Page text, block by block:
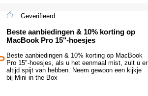
Geverifieerd
Beste aanbiedingen & 10% korting op
MacBook Pro 15"-hoesjes
Beste aanbiedingen & 10% korting op MacBook
Pro 15"-hoesjes, als u het eenmaal mist, zult u er
altijd spijt van hebben. Neem gewoon een kijkje
bij Mini in the Box